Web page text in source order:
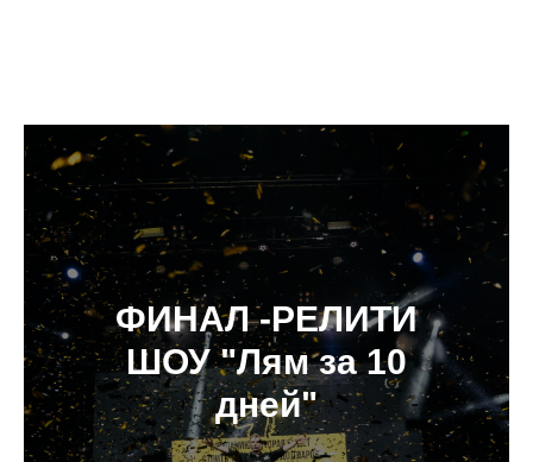
ФИНАЛ -РЕЛИТИ
ШОУ "Лям за 10
дней"